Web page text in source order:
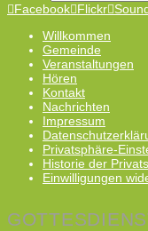
Facebook Flickr
Willkommen
Gemeinde
Veranstaltungen
Hören
Kontakt
Nachrichten
Impressum
Privatsphäre-
Historie der
Einwilligungen